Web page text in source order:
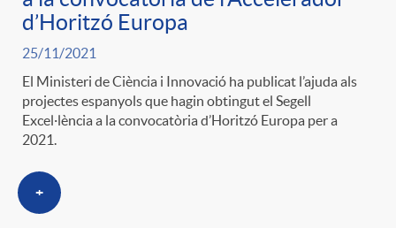
g
o
r
i
d’Horitzó Europa
25/11/2021
El Ministeri de Ciència i Innovació ha publicat l’ajuda als
projectes espanyols que hagin obtingut el Segell
Excel·lència a la convocatòria d’Horitzó Europa per a
2021.
+